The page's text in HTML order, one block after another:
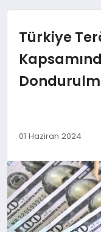
DÜNYA
EĞITIM
MAGAZIN
SAĞLIK
SIYASET
Türkiye
01 Haziran 2024